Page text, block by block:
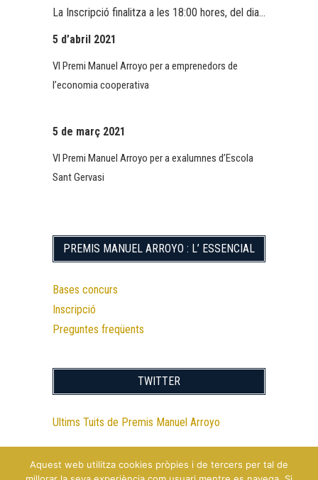
La Inscripció finalitza a les 18:00 hores, del dia…
5 d’abril 2021
VI Premi Manuel Arroyo per a emprenedors de
l’economia cooperativa
5 de març 2021
VI Premi Manuel Arroyo per a exalumnes d’Escola
Sant Gervasi
PREMIS MANUEL ARROYO : L’ ESSENCIAL
Bases concurs
Inscripció
Preguntes freqüents
TWITTER
Ultims Tuits de Premis Manuel Arroyo
Aquest web utilitza cookies pròpies i de tercers per tal de